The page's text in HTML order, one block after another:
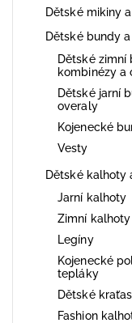
Dětské mikiny
Dětské bundy
Dětské zimní
kombinézy a
Dětské jarní
overaly
Kojenecké
Vesty
Dětské kalhoty
Jarní kalhoty
Zimní kalhoty
Legíny
Kojenecké
tepláky
Dětské
Fashion